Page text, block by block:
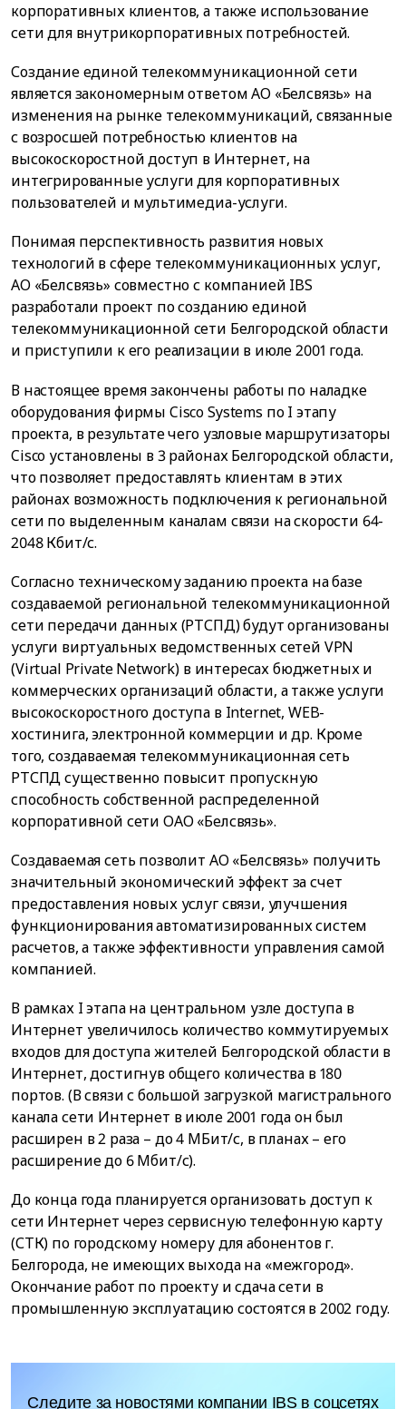
корпоративных клиентов, а также использование
сети для внутрикорпоративных потребностей.
Создание единой телекоммуникационной сети
является закономерным ответом АО «Белсвязь» на
изменения на рынке телекоммуникаций, связанные
с возросшей потребностью клиентов на
высокоскоростной доступ в Интернет, на
интегрированные услуги для корпоративных
пользователей и мультимедиа-услуги.
Понимая перспективность развития новых
технологий в сфере телекоммуникационных услуг,
АО «Белсвязь» совместно с компанией IBS
разработали проект по созданию единой
телекоммуникационной сети Белгородской области
и приступили к его реализации в июле 2001 года.
В настоящее время закончены работы по наладке
оборудования фирмы Cisco Systems по I этапу
проекта, в результате чего узловые маршрутизаторы
Cisco установлены в 3 районах Белгородской области,
что позволяет предоставлять клиентам в этих
районах возможность подключения к региональной
сети по выделенным каналам связи на скорости 64-
2048 Кбит/с.
Согласно техническому заданию проекта на базе
создаваемой региональной телекоммуникационной
сети передачи данных (РТСПД) будут организованы
услуги виртуальных ведомственных сетей VPN
(Virtual Private Network) в интересах бюджетных и
коммерческих организаций области, а также услуги
высокоскоростного доступа в Internet, WEB-
хостинига, электронной коммерции и др. Кроме
того, создаваемая телекоммуникационная сеть
РТСПД существенно повысит пропускную
способность собственной распределенной
корпоративной сети ОАО «Белсвязь».
Создаваемая сеть позволит АО «Белсвязь» получить
значительный экономический эффект за счет
предоставления новых услуг связи, улучшения
функционирования автоматизированных систем
расчетов, а также эффективности управления самой
компанией.
В рамках I этапа на центральном узле доступа в
Интернет увеличилось количество коммутируемых
входов для доступа жителей Белгородской области в
Интернет, достигнув общего количества в 180
портов. (В связи с большой загрузкой магистрального
канала сети Интернет в июле 2001 года он был
расширен в 2 раза – до 4 МБит/с, в планах – его
расширение до 6 Мбит/с).
До конца года планируется организовать доступ к
сети Интернет через сервисную телефонную карту
(СТК) по городскому номеру для абонентов г.
Белгорода, не имеющих выхода на «межгород».
Окончание работ по проекту и сдача сети в
промышленную эксплуатацию состоятся в 2002 году.
Следите за новостями компании IBS в соцсетях